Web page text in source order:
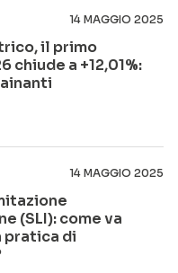
14 MAGGIO 2025
il primo
chiude a +12,01%:
14 MAGGIO 2025
(SLI): come va
di